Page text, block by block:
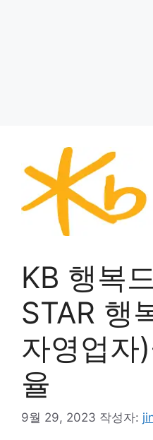
KB 행복
STAR 행
자영업자
율
9월 29, 2023 작성자: